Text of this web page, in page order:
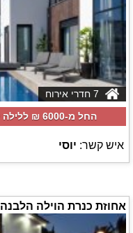
החל מ-‏6000 ₪ ללילה למזמינים 2 לילות בסופ"ש הקרוב
איש קשר: יוסי
אחוזת כנרת הוילה הלבנה